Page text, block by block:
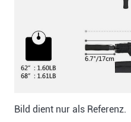
Bild dient nur als Referenz.